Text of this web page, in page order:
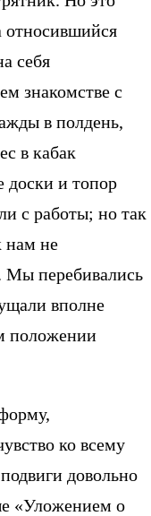
относившийся
себя
знакомстве с
в полдень,
в кабак
доски и топор
с работы; но так
нам не
Мы перебивались
вполне
положении
ко всему
довольно
«Уложением о